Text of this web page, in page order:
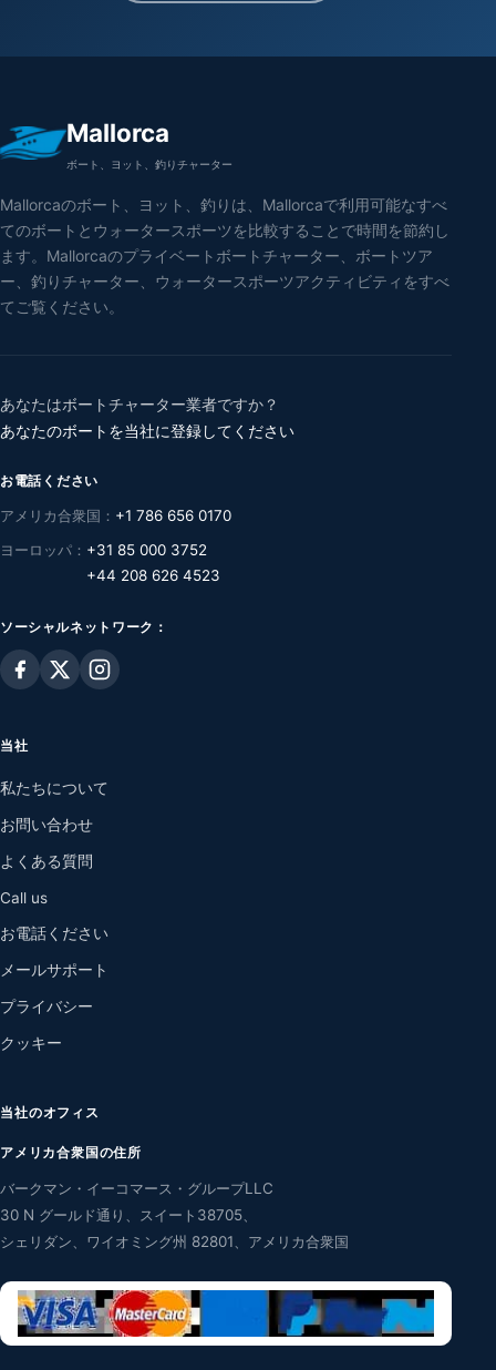
Mallorca
ボート、ヨット、釣りチャーター
Mallorcaのボート、ヨット、釣りは、Mallorcaで利用可能なすべ
てのボートとウォータースポーツを比較することで時間を節約し
ます。Mallorcaのプライベートボートチャーター、ボートツア
ー、釣りチャーター、ウォータースポーツアクティビティをすべ
てご覧ください。
あなたはボートチャーター業者ですか？
あなたのボートを当社に登録してください
お電話ください
アメリカ合衆国： +1 786 656 0170
ヨーロッパ： +31 85 000 3752
+44 208 626 4523
ソーシャルネットワーク：
当社
私たちについて
お問い合わせ
よくある質問
Call us
お電話ください
メールサポート
プライバシー
クッキー
当社のオフィス
アメリカ合衆国の住所
バークマン・イーコマース・グループLLC
30 N グールド通り、スイート38705、
シェリダン、ワイオミング州 82801、アメリカ合衆国